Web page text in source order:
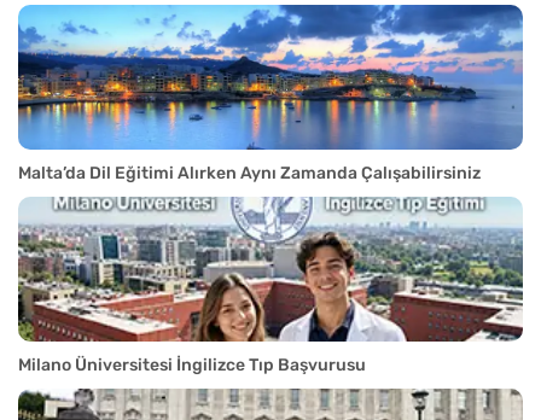
Malta’da Dil Eğitimi Alırken Aynı Zamanda Çalışabilirsiniz
Milano Üniversitesi İngilizce Tıp Başvurusu